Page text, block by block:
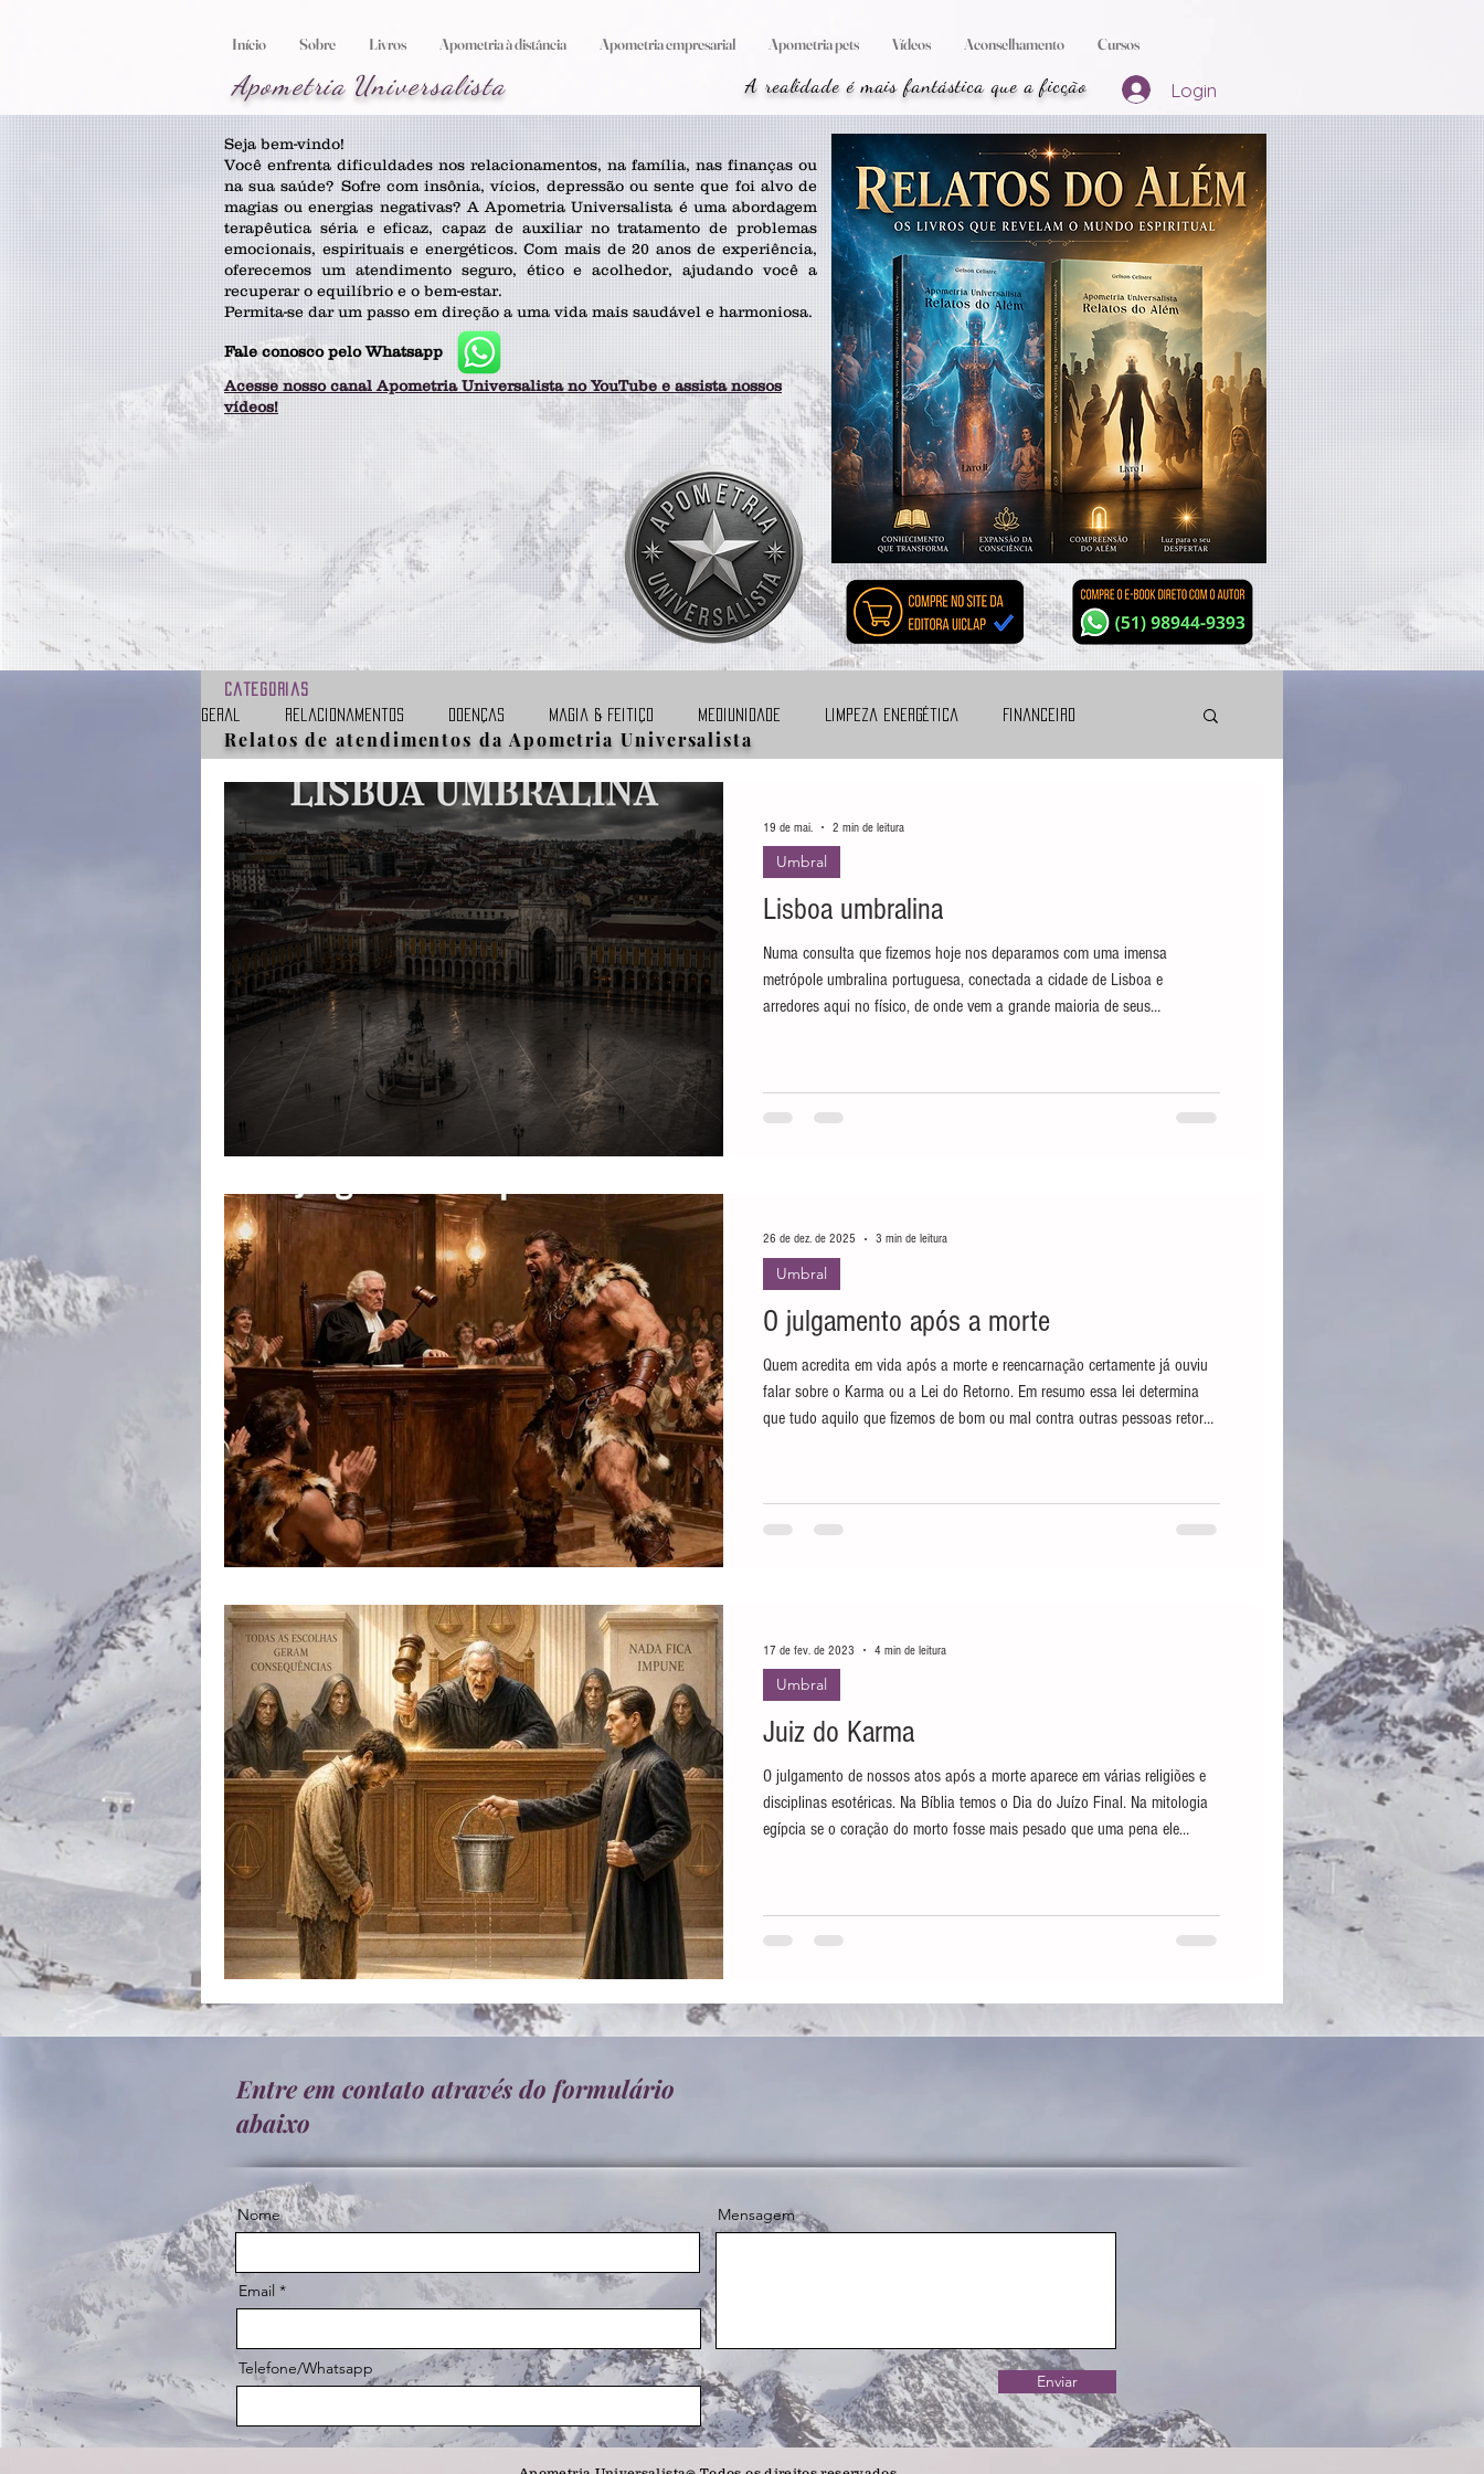
Início Sobre Livros Apometria à distância Apometria empresarial Apometria pets Vídeos Aconselhamento Cursos
Apometria Universalista A realidade é mais fantástica que a ficção Login
Seja bem-vindo!
Você enfrenta dificuldades nos relacionamentos, na família, nas finanças ou
na sua saúde? Sofre com insônia, vícios, depressão ou sente que foi alvo de
magias ou energias negativas? A Apometria Universalista é uma abordagem
terapêutica séria e eficaz, capaz de auxiliar no tratamento de problemas
emocionais, espirituais e energéticos. Com mais de 20 anos de experiência,
oferecemos um atendimento seguro, ético e acolhedor, ajudando você a
recuperar o equilíbrio e o bem-estar.
Permita-se dar um passo em direção a uma vida mais saudável e harmoniosa.
Fale conosco pelo Whatsapp
Acesse nosso canal Apometria Universalista no YouTube e assista nossos
vídeos!
Geral Relacionamentos Doenças Magia & Feitiço Mediunidade Limpeza energética Financeiro
Obsessão Umbral Entidades Divindades
Alienígenas Resgates Apometria Games Terapias & Cursos
Vídeos Curta mensagem Origem cósmica Cursos Livros
Lisboa umbralina
Numa consulta que fizemos hoje nos deparamos com uma imensa
metrópole umbralina portuguesa, conectada a cidade de Lisboa e
arredores aqui no físico, de onde vem a grande maioria de seus
composta por espíritos condenados por um desses tribunais,
Umbral
19 de mai. 2 min de leitura
O julgamento após a morte
Quem acredita em vida após a morte e reencarnação certamente já ouviu
falar sobre o Karma ou a Lei do Retorno. Em resumo essa lei determina
que tudo aquilo que fizemos de bom ou mal contra outras pessoas retorna
dimensão física quanto no plano astral. Quem descumpre
Umbral
26 de dez. de 2025 3 min de leitura
Juiz do Karma
O julgamento de nossos atos após a morte aparece em várias religiões e
disciplinas esotéricas. Na Bíblia temos o Dia do Juízo Final. Na mitologia
egípcia se o coração do morto fosse mais pesado que uma pena ele
seria formado por essas figuras: Grande Diretor Divino, a Deusa d
Umbral
17 de fev. de 2023 4 min de leitura
Categorias
Relatos de atendimentos da Apometria Universalista
Entre em contato através do formulário
abaixo
Nome
Email
Telefone/Whatsapp
Mensagem
Enviar